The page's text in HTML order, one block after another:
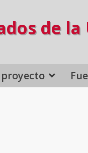
de la
proyecto